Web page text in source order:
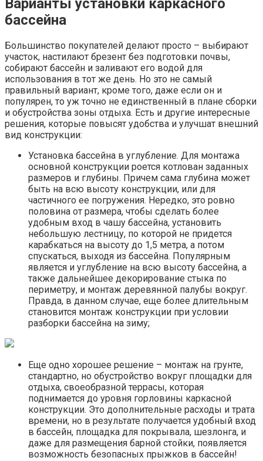
Варианты установки каркасного
бассейна
Большинство покупателей делают просто – выбирают
участок, настилают брезент без подготовки почвы,
собирают бассейн и заливают его водой для
использования в тот же день. Но это не самый
правильный вариант, кроме того, даже если он и
популярен, то уж точно не единственный в плане сборки
и обустройства зоны отдыха. Есть и другие интересные
решения, которые повысят удобства и улучшат внешний
вид конструкции:
Установка бассейна в углубление. Для монтажа
основной конструкции роется котлован заданных
размеров и глубины. Причем сама глубина может
быть на всю высоту конструкции, или для
частичного ее погружения. Нередко, это ровно
половина от размера, чтобы сделать более
удобным вход в чашу бассейна, установить
небольшую лестницу, по которой не придется
карабкаться на высоту до 1,5 метра, а потом
спускаться, выходя из бассейна. Популярным
является и углубление на всю высоту бассейна, а
также дальнейшее декорирование стыка по
периметру, и монтаж деревянной палубы вокруг.
Правда, в данном случае, еще более длительным
становится монтаж конструкции при условии
разборки бассейна на зиму;
Еще одно хорошее решение – монтаж на грунте,
стандартно, но обустройство вокруг площадки для
отдыха, своеобразной террасы, которая
поднимается до уровня горловины каркасной
конструкции. Это дополнительные расходы и трата
времени, но в результате получается удобный вход
в бассейн, площадка для покрывала, шезлонга, и
даже для размещения барной стойки, появляется
возможность безопасных прыжков в бассейн!